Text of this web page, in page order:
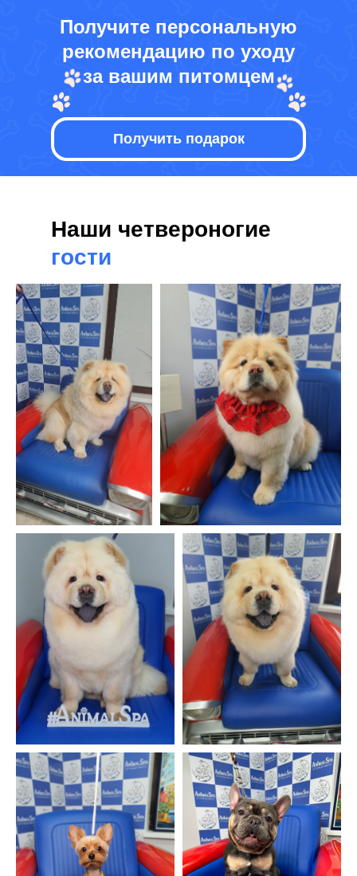
Получить подарок
Получите персональную
рекомендацию по уходу
за вашим питомцем
Наши четвероногие
гости